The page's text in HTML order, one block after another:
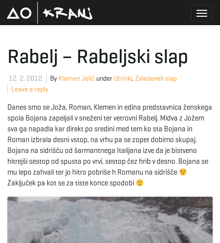
g
l
Rabelj – Rabeljski slap
12. 2. 2012 By Klemen Jelič under Utrinki, Zaledeneli slap
Leave a reply
Danes smo se Joža, Roman, Klemen in edina predstavnica ženskega
spola Bojana zapeljali v sneženi ter vetrovni Rabelj. Midva z Jožem
sva ga napadla kar direkt po sredini med tem ko sta Bojana in
Roman izbrala desni vstop, na vrhu pa se zopet dobimo skupaj.
Bojana na sidrišču od šarmantnega Italijana izve da je bistveno
hitrejši sestop od spusta po vrvi, sestop čez hrib v desno. Bojana se
mu lepo zahvali ter jo hitro pobriše h Romanu na sidrišče
Zaključek pa kot se za tiste konce spodobi